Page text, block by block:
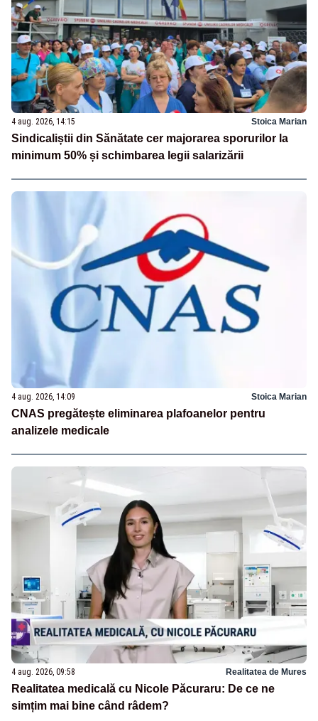
4 aug. 2026, 14:15 Stoica Marian
Sindicaliștii din Sănătate cer majorarea sporurilor la
minimum 50% și schimbarea legii salarizării
4 aug. 2026, 14:09 Stoica Marian
CNAS pregătește eliminarea plafoanelor pentru
analizele medicale
4 aug. 2026, 09:58 Realitatea de Mures
Realitatea medicală cu Nicole Păcuraru: De ce ne
simțim mai bine când râdem?